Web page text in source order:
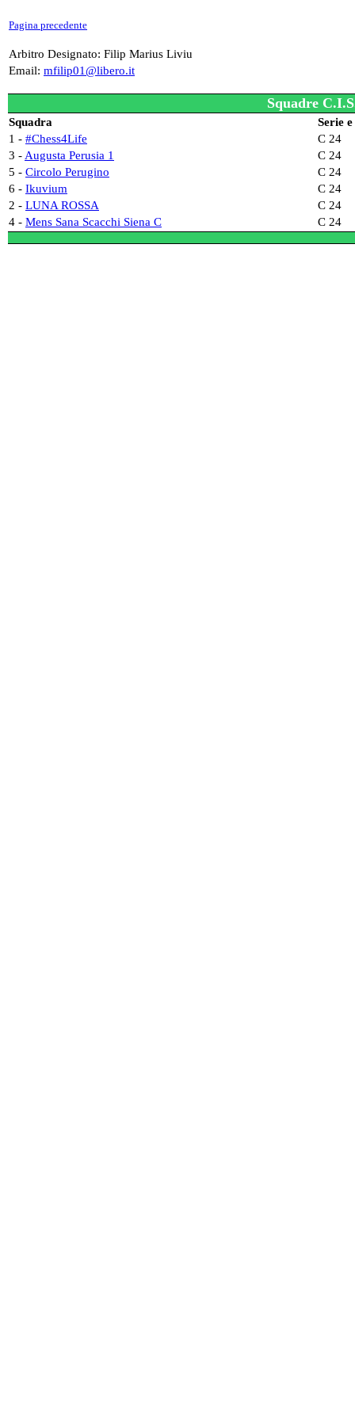
Pagina precedente
Arbitro Designato: Filip Marius Liviu
Email: mfilip01@libero.it
Squadre
Squadra
Serie
1 - #Chess4Life
C 24
3 - Augusta Perusia 1
C 24
5 - Circolo Perugino
C 24
6 - Ikuvium
C 24
2 - LUNA ROSSA
C 24
4 - Mens Sana Scacchi Siena C C 24